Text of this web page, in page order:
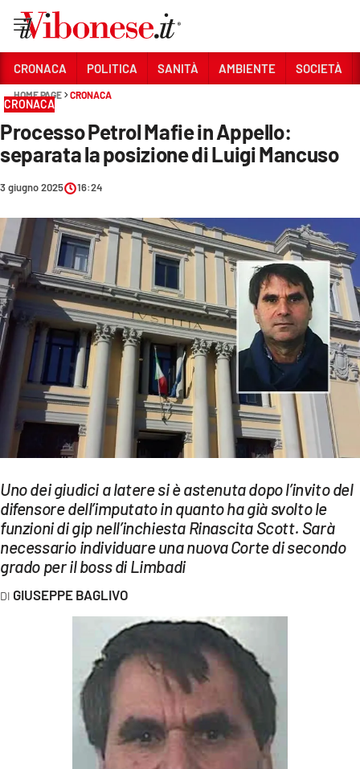
Sezioni
CRONACA
POLITICA
SANITÀ
AMBIENTE
SOCIETÀ
CULTURA
ECONOMIA E LAVORO
EVENTI
SPORT
Streaming
LAC NETWORK
LAC ONAIR
LaC
LACONAIR.IT
LACITYMAG.IT
CRONACA POLITICA SANITÀ AMBIENTE SOCIETÀ
HOME PAGE CRONACA
CRONACA
Processo Petrol Mafie in Appello:
separata la posizione di Luigi Mancuso
3 giugno 2025 16:24
Uno dei giudici a latere si è astenuta dopo l’invito del
difensore dell’imputato in quanto ha già svolto le
funzioni di gip nell’inchiesta Rinascita Scott. Sarà
necessario individuare una nuova Corte di secondo
grado per il boss di Limbadi
GIUSEPPE BAGLIVO